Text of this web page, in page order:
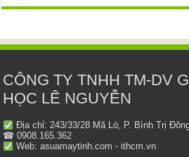
CÔNG TY TNHH TM-DV
HỌC LÊ NGUYỄN
Địa chỉ: 243/33/28 Mã Lò, P. Bình Trị
☎ 0908.165.362
Web: asuamaytinh.com - ithcm.vn